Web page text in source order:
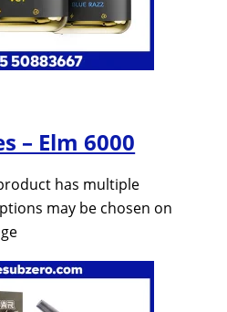
– Elm 6000
has multiple
may be chosen on